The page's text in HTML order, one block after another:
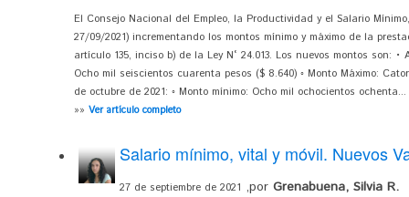
El Consejo Nacional del Empleo, la Productividad y el Salario
27/09/2021) incrementando los montos mínimo y máximo de la
artículo 135, inciso b) de la Ley N° 24.013. Los nuevos montos son:
Ocho mil seiscientos cuarenta pesos ($ 8.640) ◦ Monto Máximo:
de octubre de 2021: ◦ Monto mínimo: Ocho mil ochocientos
»» Ver artículo completo
Salario mínimo, vital y móvil. Nuevos
27 de septiembre de 2021 ,por Grenabuena, Silvia R.